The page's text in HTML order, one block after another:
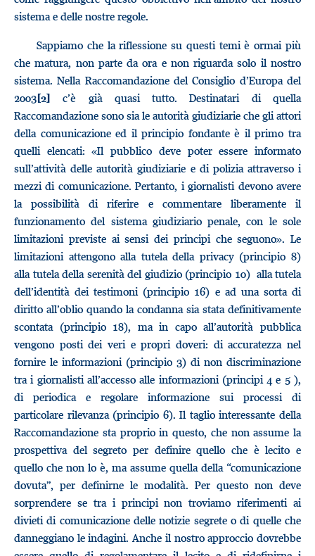
sistema e delle nostre regole.
Sappiamo che la riflessione su questi temi è ormai più
che matura, non parte da ora e non riguarda solo il nostro
sistema. Nella Raccomandazione del Consiglio d’Europa del
2003[2] c’è già quasi tutto. Destinatari di quella
Raccomandazione sono sia le autorità giudiziarie che gli attori
della comunicazione ed il principio fondante è il primo tra
quelli elencati: «Il pubblico deve poter essere informato
sull’attività delle autorità giudiziarie e di polizia attraverso i
mezzi di comunicazione. Pertanto, i giornalisti devono avere
la possibilità di riferire e commentare liberamente il
funzionamento del sistema giudiziario penale, con le sole
limitazioni previste ai sensi dei principi che seguono». Le
limitazioni attengono alla tutela della privacy (principio 8)
alla tutela della serenità del giudizio (principio 10) alla tutela
dell’identità dei testimoni (principio 16) e ad una sorta di
diritto all’oblio quando la condanna sia stata definitivamente
scontata (principio 18), ma in capo all’autorità pubblica
vengono posti dei veri e propri doveri: di accuratezza nel
fornire le informazioni (principio 3) di non discriminazione
tra i giornalisti all’accesso alle informazioni (principi 4 e 5 ),
di periodica e regolare informazione sui processi di
particolare rilevanza (principio 6). Il taglio interessante della
Raccomandazione sta proprio in questo, che non assume la
prospettiva del segreto per definire quello che è lecito e
quello che non lo è, ma assume quella della “comunicazione
dovuta”, per definirne le modalità. Per questo non deve
sorprendere se tra i principi non troviamo riferimenti ai
divieti di comunicazione delle notizie segrete o di quelle che
danneggiano le indagini. Anche il nostro approccio dovrebbe